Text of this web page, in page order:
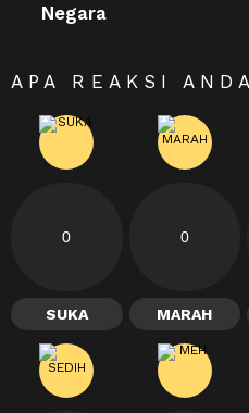
Negara
APA REAKSI
0
SUKA
0
MARAH